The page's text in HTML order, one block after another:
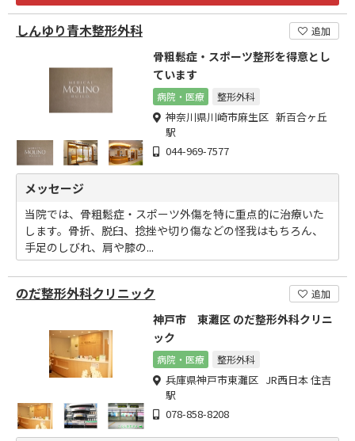
しんゆり青木整形外科 追加
骨粗鬆症・スポーツ整形を得意とし
ています
病院・医療 整形外科
神奈川県川崎市麻生区 新百合ヶ丘
駅
044-969-7577
メッセージ
当院では、骨粗鬆症・スポーツ外傷を特に重点的に治療いた
します。骨折、脱臼、捻挫や切り傷などの怪我はもちろん、
手足のしびれ、肩や膝の...
のだ整形外科クリニック 追加
神戸市 東灘区 のだ整形外科クリニ
ック
病院・医療 整形外科
兵庫県神戸市東灘区 JR西日本 住吉
駅
078-858-8208